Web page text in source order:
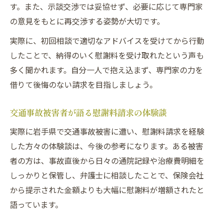
す。また、示談交渉では妥協せず、必要に応じて専門家
の意見をもとに再交渉する姿勢が大切です。
実際に、初回相談で適切なアドバイスを受けてから行動
したことで、納得のいく慰謝料を受け取れたという声も
多く聞かれます。自分一人で抱え込まず、専門家の力を
借りて後悔のない請求を目指しましょう。
交通事故被害者が語る慰謝料請求の体験談
実際に岩手県で交通事故被害に遭い、慰謝料請求を経験
した方々の体験談は、今後の参考になります。ある被害
者の方は、事故直後から日々の通院記録や治療費明細を
しっかりと保管し、弁護士に相談したことで、保険会社
から提示された金額よりも大幅に慰謝料が増額されたと
語っています。